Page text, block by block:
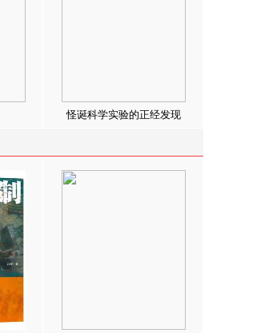
怪诞科学实验的正经发现